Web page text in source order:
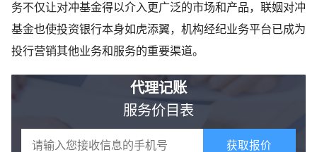
务不仅让对冲基金得以介入更广泛的市场和产品，联姻对冲
基金也使投资银行本身如虎添翼，机构经纪业务平台已成为
投行营销其他业务和服务的重要渠道。
代理记账
服务价目表
获取报价